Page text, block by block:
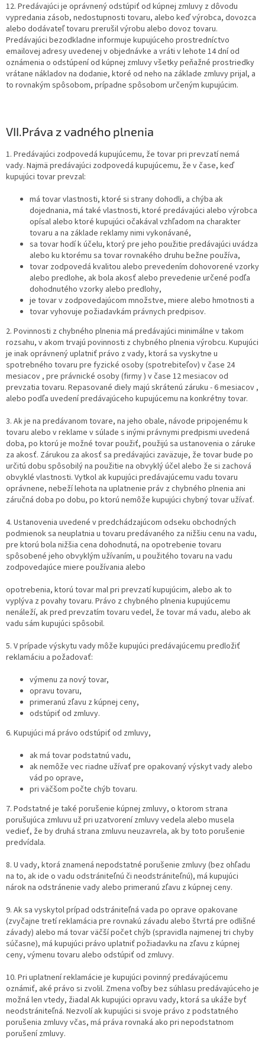
12. Predávajúci je oprávnený odstúpiť od kúpnej zmluvy z dôvodu
vypredania zásob, nedostupnosti tovaru, alebo keď výrobca, dovozca
alebo dodávateľ tovaru prerušil výrobu alebo dovoz tovaru.
Predávajúci bezodkladne informuje kupujúceho prostredníctvo
emailovej adresy uvedenej v objednávke a vráti v lehote 14 dní od
oznámenia o odstúpení od kúpnej zmluvy všetky peňažné prostriedky
vrátane nákladov na dodanie, ktoré od neho na základe zmluvy prijal, a
to rovnakým spôsobom, prípadne spôsobom určeným kupujúcim.
VII.Práva z vadného plnenia
1. Predávajúci zodpovedá kupujúcemu, že tovar pri prevzatí nemá
vady. Najmä predávajúci zodpovedá kupujúcemu, že v čase, keď
kupujúci tovar prevzal:
má tovar vlastnosti, ktoré si strany dohodli, a chýba ak
dojednania, má také vlastnosti, ktoré predávajúci alebo výrobca
opísal alebo ktoré kupujúci očakával vzhľadom na charakter
tovaru a na základe reklamy nimi vykonávané,
sa tovar hodí k účelu, ktorý pre jeho použitie predávajúci uvádza
alebo ku ktorému sa tovar rovnakého druhu bežne používa,
tovar zodpovedá kvalitou alebo prevedením dohovorené vzorky
alebo predlohe, ak bola akosť alebo prevedenie určené podľa
dohodnutého vzorky alebo predlohy,
je tovar v zodpovedajúcom množstve, miere alebo hmotnosti a
tovar vyhovuje požiadavkám právnych predpisov.
2. Povinnosti z chybného plnenia má predávajúci minimálne v takom
rozsahu, v akom trvajú povinnosti z chybného plnenia výrobcu. Kupujúci
je inak oprávnený uplatniť právo z vady, ktorá sa vyskytne u
spotrebného tovaru pre fyzické osoby (spotrebiteľov) v čase 24
mesiacov , pre právnické osoby (firmy ) v čase 12 mesiacov od
prevzatia tovaru. Repasované diely majú skrátenú záruku - 6 mesiacov ,
alebo podľa uvedení predávajúceho kupujúcemu na konkrétny tovar.
3. Ak je na predávanom tovare, na jeho obale, návode pripojenému k
tovaru alebo v reklame v súlade s inými právnymi predpismi uvedená
doba, po ktorú je možné tovar použiť, použijú sa ustanovenia o záruke
za akosť. Zárukou za akosť sa predávajúci zaväzuje, že tovar bude po
určitú dobu spôsobilý na použitie na obvyklý účel alebo že si zachová
obvyklé vlastnosti. Vytkol ak kupujúci predávajúcemu vadu tovaru
oprávnene, nebeží lehota na uplatnenie práv z chybného plnenia ani
záručná doba po dobu, po ktorú nemôže kupujúci chybný tovar užívať.
4. Ustanovenia uvedené v predchádzajúcom odseku obchodných
podmienok sa neuplatnia u tovaru predávaného za nižšiu cenu na vadu,
pre ktorú bola nižšia cena dohodnutá, na opotrebenie tovaru
spôsobené jeho obvyklým užívaním, u použitého tovaru na vadu
zodpovedajúce miere používania alebo
opotrebenia, ktorú tovar mal pri prevzatí kupujúcim, alebo ak to
vyplýva z povahy tovaru. Právo z chybného plnenia kupujúcemu
nenáleží, ak pred prevzatím tovaru vedel, že tovar má vadu, alebo ak
vadu sám kupujúci spôsobil.
5. V prípade výskytu vady môže kupujúci predávajúcemu predložiť
reklamáciu a požadovať:
výmenu za nový tovar,
opravu tovaru,
primeranú zľavu z kúpnej ceny,
odstúpiť od zmluvy.
6. Kupujúci má právo odstúpiť od zmluvy,
ak má tovar podstatnú vadu,
ak nemôže vec riadne užívať pre opakovaný výskyt vady alebo
vád po oprave,
pri väčšom počte chýb tovaru.
7. Podstatné je také porušenie kúpnej zmluvy, o ktorom strana
porušujúca zmluvu už pri uzatvorení zmluvy vedela alebo musela
vedieť, že by druhá strana zmluvu neuzavrela, ak by toto porušenie
predvídala.
8. U vady, ktorá znamená nepodstatné porušenie zmluvy (bez ohľadu
na to, ak ide o vadu odstrániteľnú či neodstrániteľnú), má kupujúci
nárok na odstránenie vady alebo primeranú zľavu z kúpnej ceny.
9. Ak sa vyskytol prípad odstrániteľná vada po oprave opakovane
(zvyčajne tretí reklamácia pre rovnakú závadu alebo štvrtá pre odlišné
závady) alebo má tovar väčší počet chýb (spravidla najmenej tri chyby
súčasne), má kupujúci právo uplatniť požiadavku na zľavu z kúpnej
ceny, výmenu tovaru alebo odstúpiť od zmluvy.
10. Pri uplatnení reklamácie je kupujúci povinný predávajúcemu
oznámiť, aké právo si zvolil. Zmena voľby bez súhlasu predávajúceho je
možná len vtedy, žiadal Ak kupujúci opravu vady, ktorá sa ukáže byť
neodstrániteľná. Nezvolí ak kupujúci si svoje právo z podstatného
porušenia zmluvy včas, má práva rovnaká ako pri nepodstatnom
porušení zmluvy.